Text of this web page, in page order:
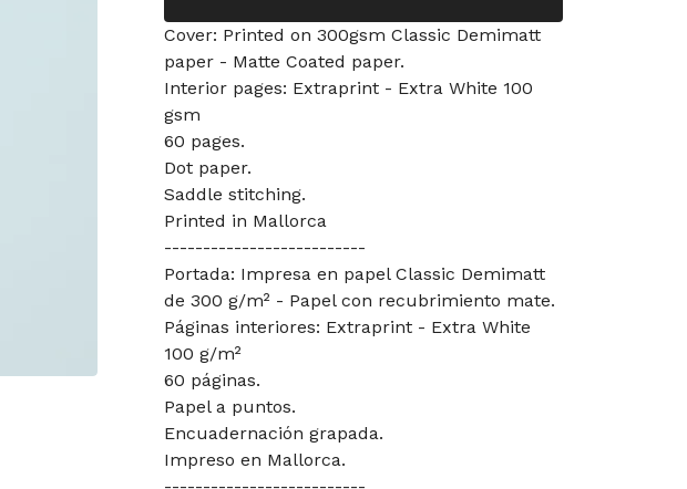
Cover: Printed on 300gsm Classic Demimatt
paper - Matte Coated paper.
Interior pages: Extraprint - Extra White 100
gsm
60 pages.
Dot paper.
Saddle stitching.
Printed in Mallorca
--------------------------
Portada: Impresa en papel Classic Demimatt
de 300 g/m² - Papel con recubrimiento mate.
Páginas interiores: Extraprint - Extra White
100 g/m²
60 páginas.
Papel a puntos.
Encuadernación grapada.
Impreso en Mallorca.